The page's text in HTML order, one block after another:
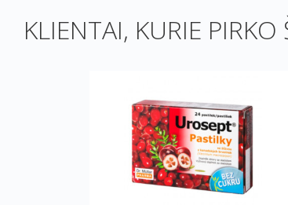
KLIENTAI, KURIE PIRKO